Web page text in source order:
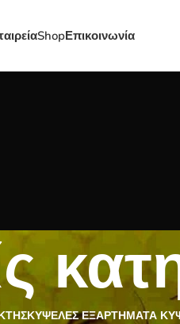
ShopΕπικοινωνία
ΚΥΨΈΛΕΣ ΕΞΑΡΤΉΜΑΤΑ